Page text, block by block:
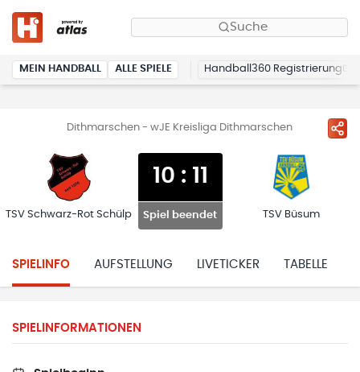
Suche
MEIN HANDBALL ALLE SPIELE Handball360 Registrierung
Dithmarschen - wJE Kreisliga Dithmarschen
TSV Schwarz-Rot Schülp
10 : 11
Spiel beendet TSV Büsum
SPIELINFO AUFSTELLUNG LIVETICKER TABELLE
SPIELINFORMATIONEN